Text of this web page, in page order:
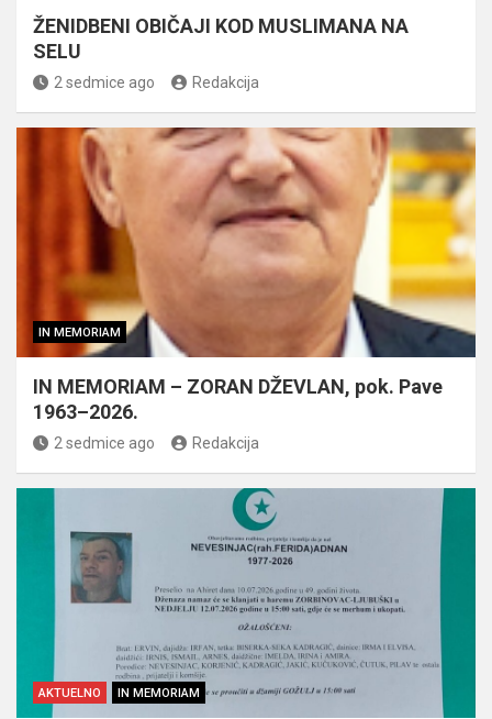
ŽENIDBENI OBIČAJI KOD MUSLIMANA NA
SELU
2 sedmice ago Redakcija
IN MEMORIAM
IN MEMORIAM – ZORAN DŽEVLAN, pok. Pave
1963–2026.
2 sedmice ago Redakcija
AKTUELNO IN MEMORIAM